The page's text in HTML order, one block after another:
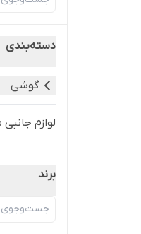
دسته‌بندی
گوشی
لوازم
برند